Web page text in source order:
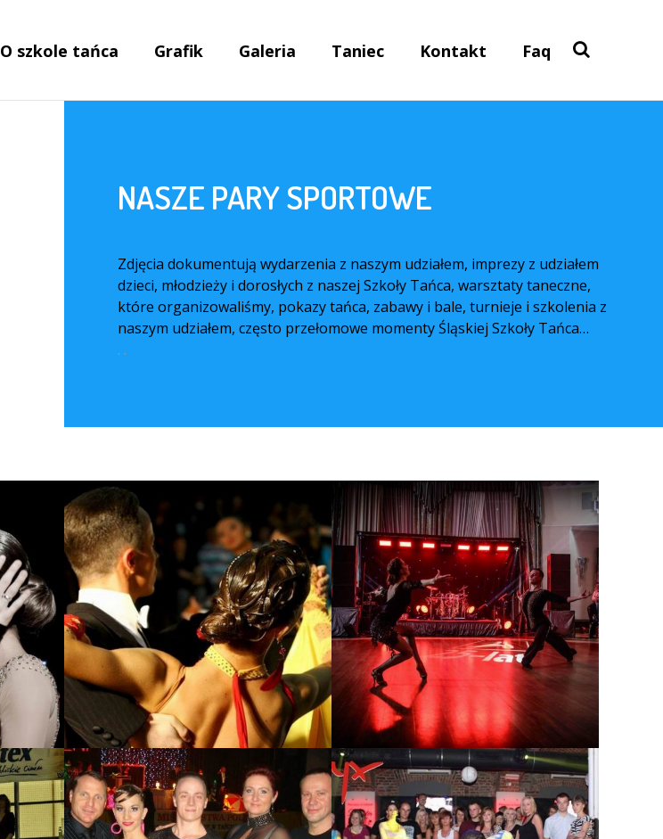
O szkole tańca Grafik Galeria Taniec Kontakt Faq
NASZE PARY SPORTOWE
Zdjęcia dokumentują wydarzenia z naszym udziałem, imprezy z udziałem
dzieci, młodzieży i dorosłych z naszej Szkoły Tańca, warsztaty taneczne,
które organizowaliśmy, pokazy tańca, zabawy i bale, turnieje i szkolenia z
naszym udziałem, często przełomowe momenty Śląskiej Szkoły Tańca…
. .